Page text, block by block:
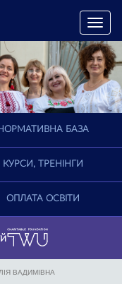
T
o
g
g
l
e
n
i
a
БАЗА
КУРСИ, ТРЕНІНГИ
ОПЛАТА ОСВІТИ
ВАДИМІВНА